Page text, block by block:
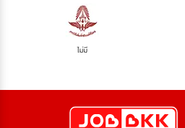
ไม่มี